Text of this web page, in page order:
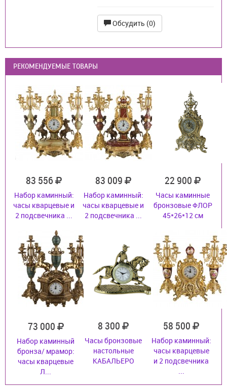
Обсудить (0)
РЕКОМЕНДУЕМЫЕ ТОВАРЫ
83 556
Набор каминный:
часы кварцевые и
2 подсвечника ...
83 009
Набор каминный:
часы кварцевые и
2 подсвечника ...
22 900
Часы каминные
бронзовые ФЛОР
45*26*12 см
73 000
Набор каминный
бронза/ мрамор:
часы кварцевые
Л...
8 300
Часы бронзовые
настольные
КАБАЛЬЕРО
58 500
Набор каминный:
часы кварцевые
и 2 подсвечника
...